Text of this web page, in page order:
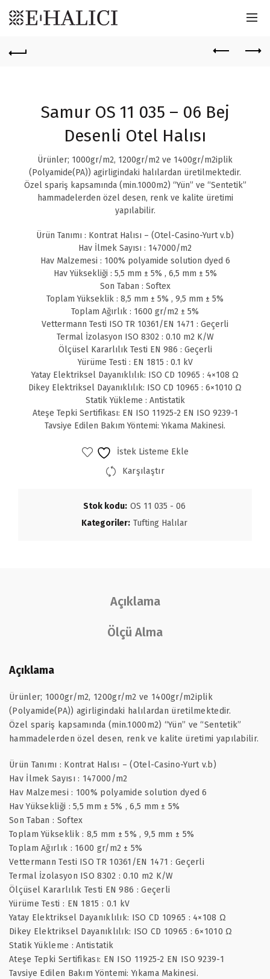
Samur OS 11 035 – 06 Bej
Desenli Otel Halısı
Ürünler; 1000gr/m2, 1200gr/m2 ve 1400gr/m2iplik
(Polyamide(PA)) agirligindaki halılardan üretilmektedir.
Özel spariş kapsamında (min.1000m2) “Yün” ve “Sentetik”
hammadelerden özel desen, renk ve kalite üretimi
yapılabilir.
Ürün Tanımı : Kontrat Halısı – (Otel-Casino-Yurt v.b)
Hav İlmek Sayısı : 147000/m2
Hav Malzemesi : 100% polyamide solution dyed 6
Hav Yüksekliği : 5,5 mm ± 5% , 6,5 mm ± 5%
Son Taban : Softex
Toplam Yükseklik : 8,5 mm ± 5% , 9,5 mm ± 5%
Toplam Ağırlık : 1600 gr/m2 ± 5%
Vettermann Testi ISO TR 10361/EN 1471 : Geçerli
Termal İzolasyon ISO 8302 : 0.10 m2 K/W
Ölçüsel Kararlılık Testi EN 986 : Geçerli
Yürüme Testi : EN 1815 : 0.1 kV
Yatay Elektriksel Dayanıklılık: ISO CD 10965 : 4×108 Ω
Dikey Elektriksel Dayanıklılık: ISO CD 10965 : 6×1010 Ω
Statik Yükleme : Antistatik
Ateşe Tepki Sertifikası: EN ISO 11925-2 EN ISO 9239-1
Tavsiye Edilen Bakım Yöntemi: Yıkama Makinesi.
İstek Listeme Ekle
Karşılaştır
Stok kodu: OS 11 035 - 06
Kategoriler: Tufting Halılar
Açıklama
Ölçü Alma
Açıklama
Ürünler; 1000gr/m2, 1200gr/m2 ve 1400gr/m2iplik
(Polyamide(PA)) agirligindaki halılardan üretilmektedir.
Özel spariş kapsamında (min.1000m2) “Yün” ve “Sentetik”
hammadelerden özel desen, renk ve kalite üretimi yapılabilir.
Ürün Tanımı : Kontrat Halısı – (Otel-Casino-Yurt v.b)
Hav İlmek Sayısı : 147000/m2
Hav Malzemesi : 100% polyamide solution dyed 6
Hav Yüksekliği : 5,5 mm ± 5% , 6,5 mm ± 5%
Son Taban : Softex
Toplam Yükseklik : 8,5 mm ± 5% , 9,5 mm ± 5%
Toplam Ağırlık : 1600 gr/m2 ± 5%
Vettermann Testi ISO TR 10361/EN 1471 : Geçerli
Termal İzolasyon ISO 8302 : 0.10 m2 K/W
Ölçüsel Kararlılık Testi EN 986 : Geçerli
Yürüme Testi : EN 1815 : 0.1 kV
Yatay Elektriksel Dayanıklılık: ISO CD 10965 : 4×108 Ω
Dikey Elektriksel Dayanıklılık: ISO CD 10965 : 6×1010 Ω
Statik Yükleme : Antistatik
Ateşe Tepki Sertifikası: EN ISO 11925-2 EN ISO 9239-1
Tavsiye Edilen Bakım Yöntemi: Yıkama Makinesi.